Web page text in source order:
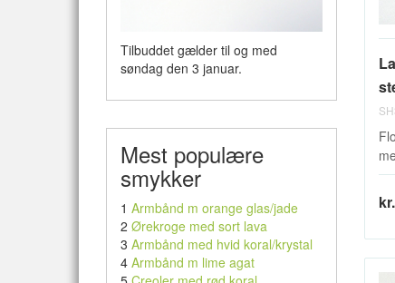
Tilbuddet gælder til og med
søndag den 3 januar.
Mest populære
smykker
1 Armbånd m orange glas/jade
2 Ørekroge med sort lava
3 Armbånd med hvid koral/krystal
4 Armbånd m lime agat